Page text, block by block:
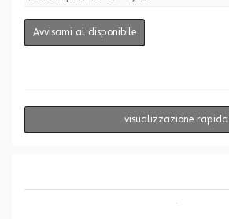
Avvisami al disponibile
visualizzazione rapida